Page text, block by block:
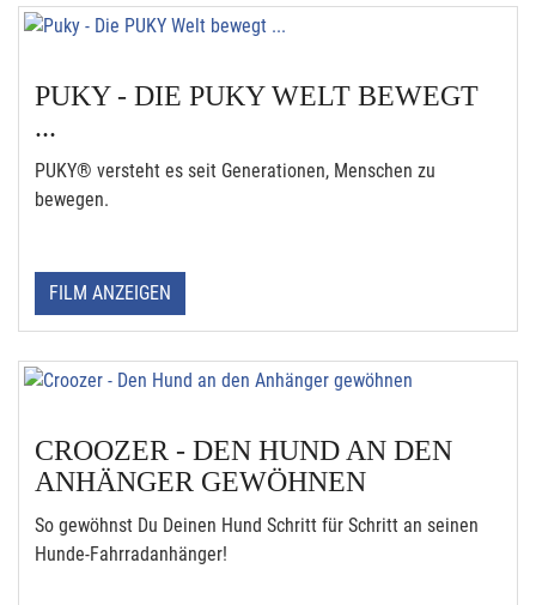
PUKY - DIE PUKY WELT BEWEGT
...
PUKY® versteht es seit Generationen, Menschen zu
bewegen.
FILM ANZEIGEN
CROOZER - DEN HUND AN DEN
ANHÄNGER GEWÖHNEN
So gewöhnst Du Deinen Hund Schritt für Schritt an seinen
Hunde-Fahrradanhänger!